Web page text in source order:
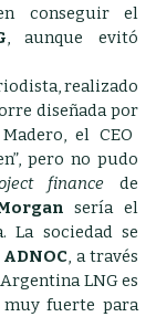
conseguir el
, aunque evitó
realizado
diseñada por
el CEO
pero no pudo
financede
sería el
La sociedad se
ADNOC, a través
LNG es
muy fuerte para